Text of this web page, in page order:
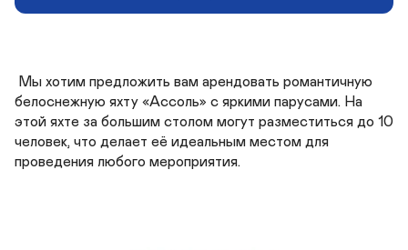
белоснежную яхту «Ассоль» с яркими парусами. На
этой яхте за большим столом могут разместиться до 10
человек, что делает её идеальным местом для
проведения любого мероприятия.